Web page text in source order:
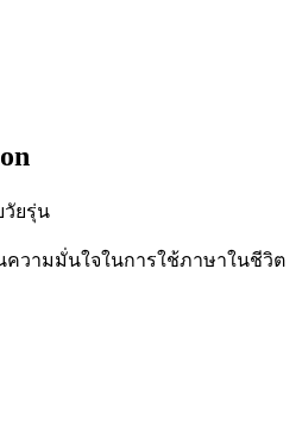
ยรุ่น
ความมั่นใจในการใช้ภาษาในชีวิต